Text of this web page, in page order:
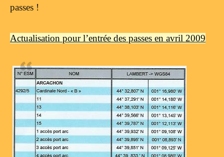
passes !
Actualisation pour l’entrée des passes en avril 2009